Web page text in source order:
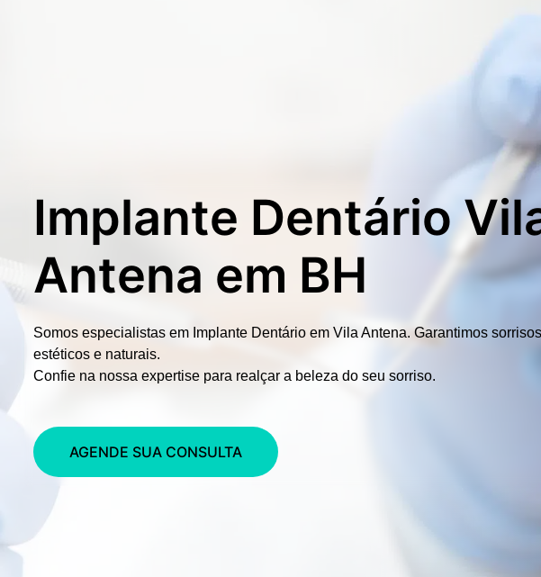
Implante Dentário
Antena em BH
Somos especialistas em Implante Dentário em Vila Antena. Garantimos sorrisos
estéticos e naturais.
Confie na nossa expertise para realçar a beleza do seu sorriso.
AGENDE SUA CONSULTA